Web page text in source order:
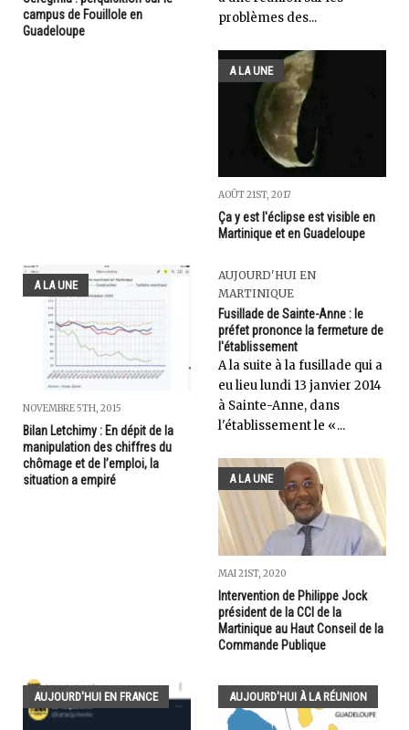
campus de Fouillole en
Guadeloupe
problèmes des...
A LA UNE
AOÛT 21ST, 2017
Ça y est l'éclipse est visible en
Martinique et en Guadeloupe
A LA UNE
NOVEMBRE 5TH, 2015
Bilan Letchimy : En dépit de la
manipulation des chiffres du
chômage et de l’emploi, la
situation a empiré
AUJOURD'HUI EN
MARTINIQUE
Fusillade de Sainte-Anne : le
préfet prononce la fermeture de
l'établissement
A la suite à la fusillade qui a
eu lieu lundi 13 janvier 2014
à Sainte-Anne, dans
l'établissement le «...
A LA UNE
MAI 21ST, 2020
Intervention de Philippe Jock
président de la CCI de la
Martinique au Haut Conseil de la
Commande Publique
AUJOURD'HUI EN FRANCE AUJOURD'HUI À LA RÉUNION